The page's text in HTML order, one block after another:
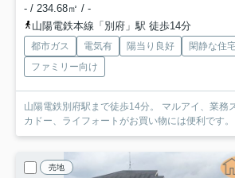
- / 234.68㎡ / -
山陽電鉄本線「別府」駅 徒歩14分
都市ガス 電気有 陽当り良好 閑静な住
ファミリー向け
山陽電鉄別府駅まで徒歩14分。 マルアイ、業務
カドー、ライフォートがお買い物には便利です。
売地